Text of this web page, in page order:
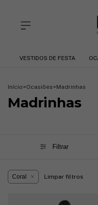
VESTIDOS DE FESTA
Início>Ocasiões>Madrinhas
Madrinhas
Filtrar
Coral Limpar filtros